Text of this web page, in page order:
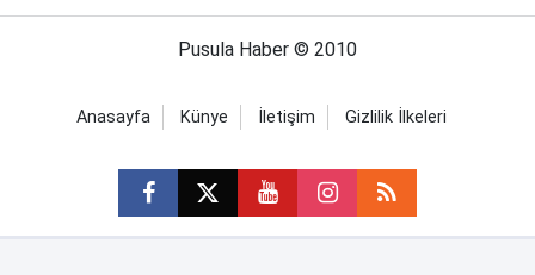
Pusula Haber © 2010
Anasayfa Künye İletişim Gizlilik İlkeleri